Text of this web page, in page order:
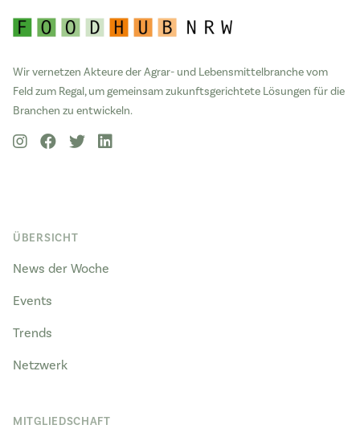
Wir vernetzen Akteure der Agrar- und Lebensmittelbranche vom
Feld zum Regal, um gemeinsam zukunftsgerichtete Lösungen für die
Branchen zu entwickeln.
ÜBERSICHT
News der Woche
Events
Trends
Netzwerk
MITGLIEDSCHAFT